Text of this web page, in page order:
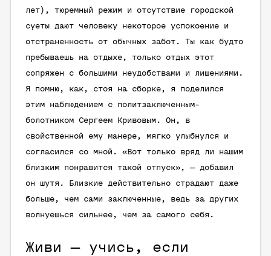
лет), тюремный режим и отсутствие городской
суеты дают человеку некоторое успокоение и
отстраненность от обычных забот. Ты как будто
пребываешь на отдыхе, только отдых этот
сопряжен с большими неудобствами и лишениями.
Я помню, как, стоя на сборке, я поделился
этим наблюдением с политзаключенным-
болотником Сергеем Кривовым. Он, в
свойственной ему манере, мягко улыбнулся и
согласился со мной. «Вот только вряд ли нашим
близким понравится такой отпуск», — добавил
он шутя. Близкие действительно страдают даже
больше, чем сами заключенные, ведь за других
волнуешься сильнее, чем за самого себя.
Живи — учись, если